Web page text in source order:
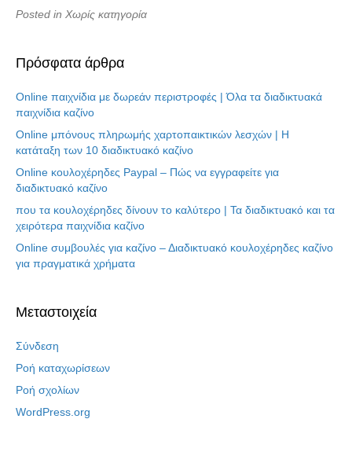
Posted in Χωρίς κατηγορία
Πρόσφατα άρθρα
Online παιχνίδια με δωρεάν περιστροφές | Όλα τα διαδικτυακά
παιχνίδια καζίνο
Online μπόνους πληρωμής χαρτοπαικτικών λεσχών | Η
κατάταξη των 10 διαδικτυακό καζίνο
Online κουλοχέρηδες Paypal – Πώς να εγγραφείτε για
διαδικτυακό καζίνο
που τα κουλοχέρηδες δίνουν το καλύτερο | Τα διαδικτυακό και τα
χειρότερα παιχνίδια καζίνο
Online συμβουλές για καζίνο – Διαδικτυακό κουλοχέρηδες καζίνο
για πραγματικά χρήματα
Μεταστοιχεία
Σύνδεση
Ροή καταχωρίσεων
Ροή σχολίων
WordPress.org